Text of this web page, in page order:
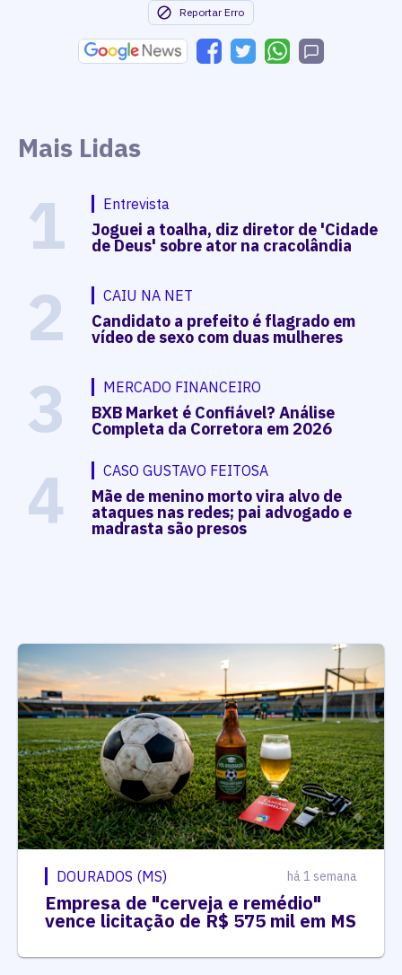
Reportar Erro
Mais Lidas
1 Entrevista
Joguei a toalha, diz diretor de 'Cidade
de Deus' sobre ator na cracolândia
2 CAIU NA NET
Candidato a prefeito é flagrado em
vídeo de sexo com duas mulheres
3 MERCADO FINANCEIRO
BXB Market é Confiável? Análise
Completa da Corretora em 2026
4 CASO GUSTAVO FEITOSA
Mãe de menino morto vira alvo de
ataques nas redes; pai advogado e
madrasta são presos
DOURADOS (MS) há 1 semana
Empresa de "cerveja e remédio"
vence licitação de R$ 575 mil em MS